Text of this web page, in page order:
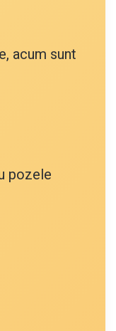
acum sunt
pozele